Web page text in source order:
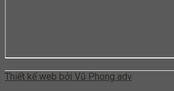
Thiết kế web bởi Vũ Phong adv